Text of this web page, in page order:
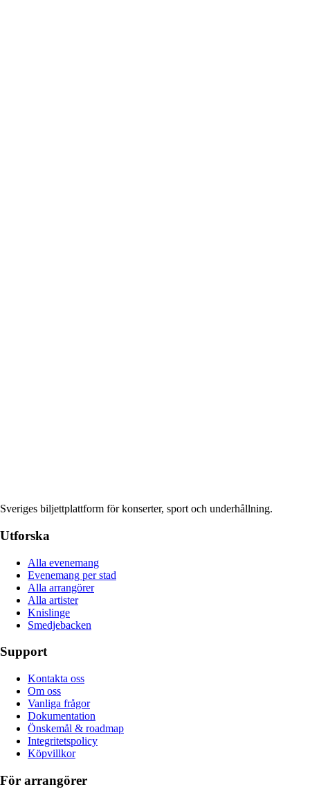
Sveriges biljettplattform för konserter, sport och underhållning.
Utforska
Alla evenemang
Evenemang per stad
Alla arrangörer
Alla artister
Knislinge
Smedjebacken
Support
Kontakta oss
Om oss
Vanliga frågor
Dokumentation
Önskemål & roadmap
Integritetspolicy
Köpvillkor
För arrangörer